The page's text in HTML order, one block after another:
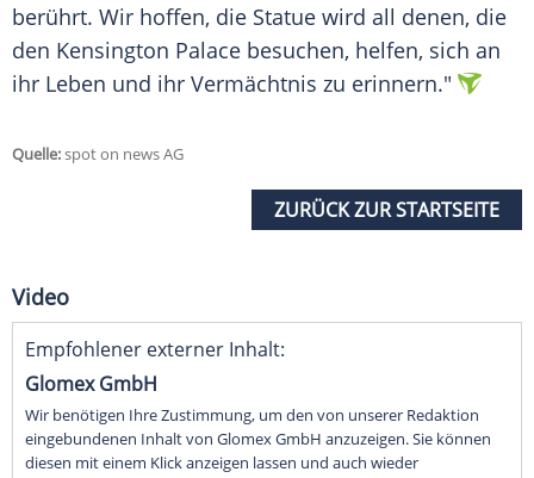
berührt. Wir hoffen, die Statue wird all denen, die
den Kensington Palace besuchen, helfen, sich an
ihr Leben und ihr Vermächtnis zu erinnern."
Quelle:spot on news AG
ZURÜCK ZUR STARTSEITE
Video
Empfohlener externer Inhalt:
Glomex GmbH
Wir benötigen Ihre Zustimmung, um den von unserer Redaktion
eingebundenen Inhalt von Glomex GmbH anzuzeigen. Sie können
diesen mit einem Klick anzeigen lassen und auch wieder